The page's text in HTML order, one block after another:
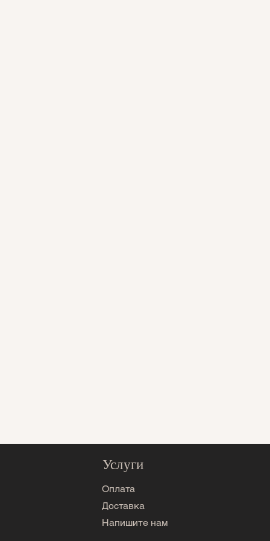
Услуги
Оплата
Доставка
Напишите нам